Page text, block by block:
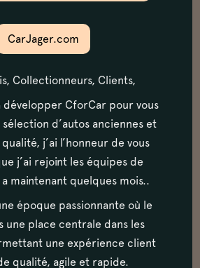
chevaux. Cela avait été
lieu des deux utilisés
et surtout par le
forme des chambres de
presque
grâce à la disposition des
non plus parallèles. Pour
par le
nouveau moteur à
CarJager.com
Collectionneurs, Clients,
développer CforCar pour vous
d’autos anciennes et
j’ai l’honneur de vous
j’ai rejoint les équipes de
a maintenant quelques mois..
époque passionnante où le
une place centrale dans les
une expérience client
qualité, agile et rapide.